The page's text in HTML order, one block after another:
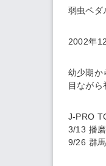
弱虫ペダ
2002年
幼少期か
目なが
J-PRO
3/13 播
9/26 群